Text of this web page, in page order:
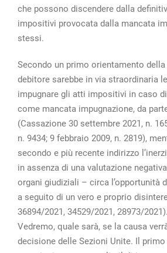
che possono discendere dalla
impositivi provocata dalla mancata
stessi.
Secondo un primo orientamento della
debitore sarebbe in via straordinaria
impugnare gli atti impositivi in caso
come mancata impugnazione, da
(Cassazione 30 settembre 2021, n.
n. 9434; 9 febbraio 2009, n. 2819),
secondo e più recente indirizzo
in assenza di una valutazione
organi giudiziali – circa l’opportunità
a seguito di un vero e proprio
36894/2021, 34529/2021, 28973/2021).
Vedremo, quale sarà, se la causa
decisione delle Sezioni Unite. Il